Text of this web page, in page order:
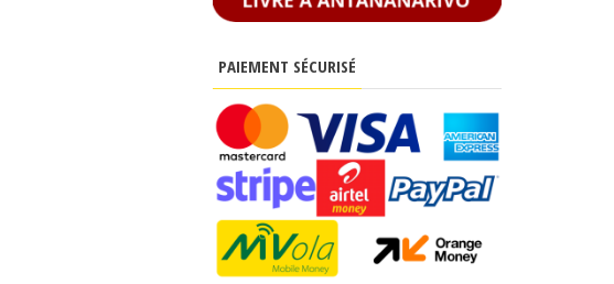
PAIEMENT SÉCURISÉ